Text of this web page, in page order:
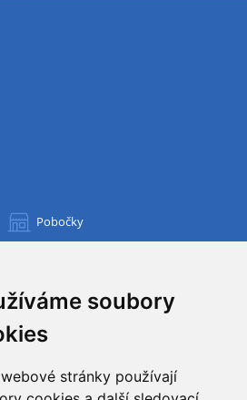
soubory
stránky používají
Pobočky
DOBA